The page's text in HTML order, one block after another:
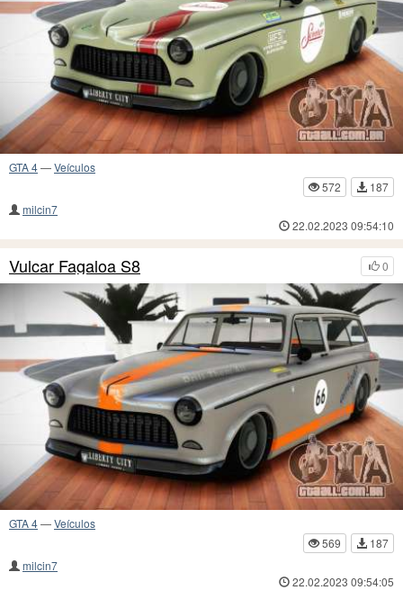
GTA 4—Veículos
572
187
milcin7
22.02.2023 09:54:10
0
Vulcar Fagaloa S8
GTA 4—Veículos
569
187
milcin7
22.02.2023 09:54:05